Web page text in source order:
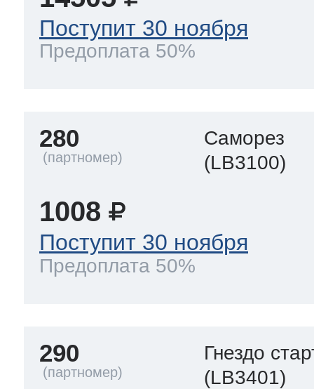
Поступит 30 ноября
Предоплата 50%
280
Саморез
(LB3100)
1008
Поступит 30 ноября
Предоплата 50%
290
Гнездо
(LB3401)